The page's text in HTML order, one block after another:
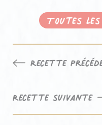
Toutes
de
Recette
Recette suivante